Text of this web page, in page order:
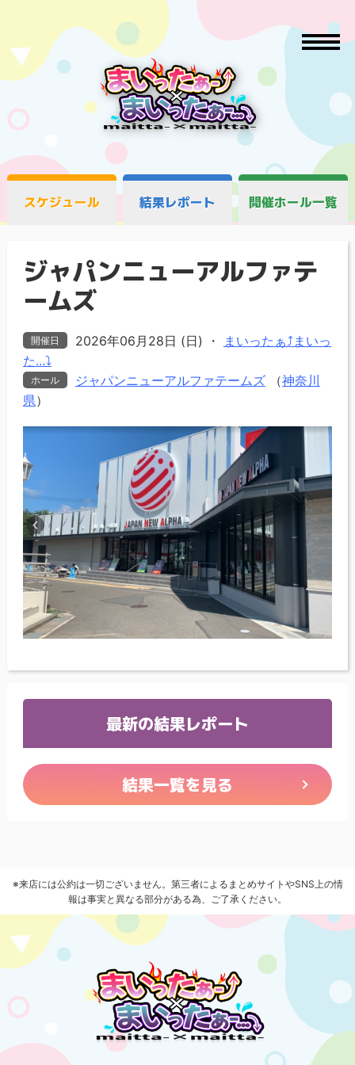
スケジュール 結果レポート 開催ホール一覧
ジャパンニューアルファテ
ームズ
開催日 2026年06月28日 (日) ・
まいったぁ⤴まいっ
た...⤵
ホール ジャパンニューアルファテームズ（神奈川
県）
最新の結果レポート
結果一覧を見る
※来店には公約は一切ございません。第三者によるまとめサイトやSNS上の情
報は事実と異なる部分がある為、ご了承ください。